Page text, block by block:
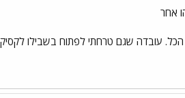
אחר
עובדה שגם טרחתי לפתוח בשבילו